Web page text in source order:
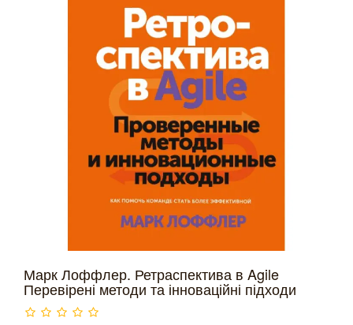
Марк Лоффлер. Ретраспектива в Agile
Перевірені методи та інноваційні підходи